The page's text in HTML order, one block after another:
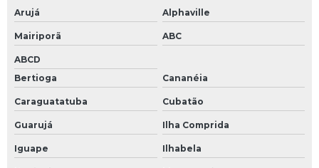
Arujá Alphaville
Mairiporã ABC
ABCD
Bertioga
Cananéia
Caraguatatuba Cubatão
Guarujá Ilha Comprida
Iguape Ilhabela